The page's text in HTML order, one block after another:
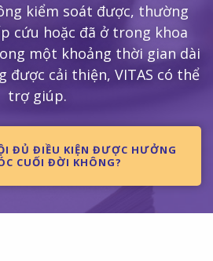
kiểm soát được, thường
cứu hoặc đã ở trong khoa
một khoảng thời gian dài
được cải thiện, VITAS có thể
trợ giúp.
ĐỦ ĐIỀU KIỆN ĐƯỢC HƯỞNG
CUỐI ĐỜI KHÔNG?